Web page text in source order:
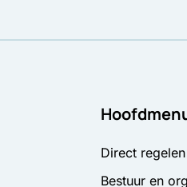
Direct
Bestuur en